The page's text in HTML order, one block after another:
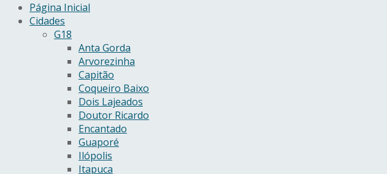
Página Inicial
Cidades
G18
Anta Gorda
Arvorezinha
Capitão
Coqueiro Baixo
Dois Lajeados
Doutor Ricardo
Encantado
Guaporé
Ilópolis
Itapuca